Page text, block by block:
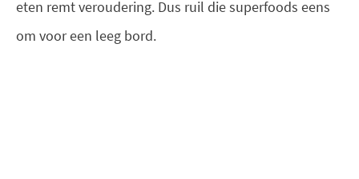
eten remt veroudering. Dus ruil die superfoods eens
om voor een leeg bord.